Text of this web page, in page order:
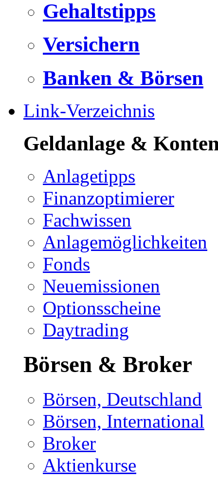
Gehaltstipps
Versichern
Banken & Börsen
Link-Verzeichnis
Geldanlage &
Anlagetipps
Finanzoptimierer
Fachwissen
Anlagemöglichkeiten
Fonds
Neuemissionen
Optionsscheine
Daytrading
Börsen & Broker
Börsen, Deutschland
Börsen, International
Broker
Aktienkurse